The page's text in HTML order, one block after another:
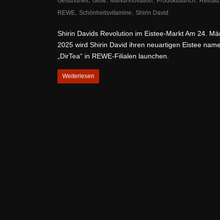
REWE, Schönheitsvitamine, Shirin David
Shirin Davids Revolution im Eistee-Markt Am 24.
2025 wird Shirin David ihren neuartigen Eistee
„DirTea“ in REWE-Filialen launchen.
Weiterlesen